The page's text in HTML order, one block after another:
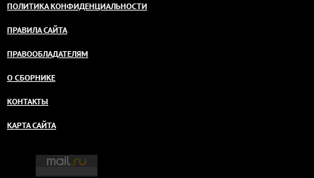
ПОЛИТИКА КОНФИДЕНЦИАЛЬНОСТИ
ПРАВИЛА САЙТА
ПРАВООБЛАДАТЕЛЯМ
О СБОРНИКЕ
КОНТАКТЫ
КАРТА САЙТА